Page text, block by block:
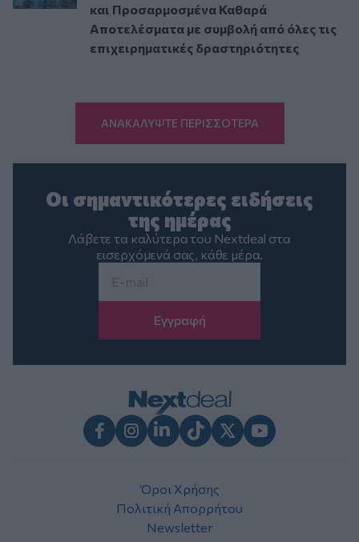
και Προσαρμοσμένα Καθαρά
Αποτελέσματα με συμβολή από όλες τις
επιχειρηματικές δραστηριότητες
ΑΝΑΚΑΛΥΨΤΕ ΠΕΡΙΣΣΟΤΕΡΑ
Οι σημαντικότερες ειδήσεις
της ημέρας
Λάβετε τα καλύτερα του Nextdeal στα
εισερχόμενά σας, κάθε μέρα.
Όροι Χρήσης
Πολιτική Απορρήτου
Newsletter